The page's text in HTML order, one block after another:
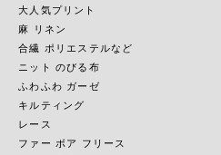
大人気プリント
麻 リネン
合繊 ポリエステルなど
ニット のびる布
ふわふわ ガーゼ
キルティング
レース
ファー ボア フリース